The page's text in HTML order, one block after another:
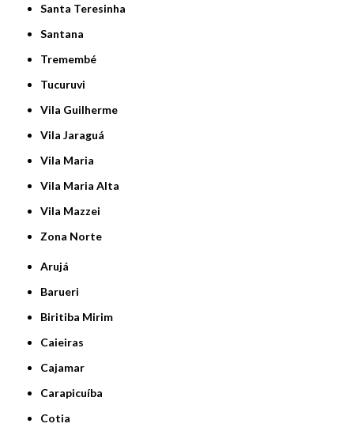
Santa Teresinha
Santana
Tremembé
Tucuruvi
Vila Guilherme
Vila Jaraguá
Vila Maria
Vila Maria Alta
Vila Mazzei
Zona Norte
Arujá
Barueri
Biritiba Mirim
Caieiras
Cajamar
Carapicuíba
Cotia